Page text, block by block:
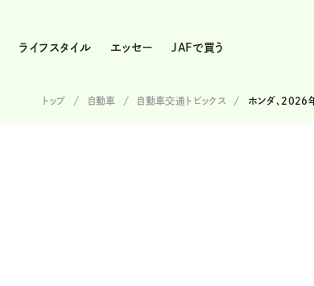
ライフスタイル エッセー JAFで買う
トップ 自動車 自動車交通トピックス ホンダ、2026